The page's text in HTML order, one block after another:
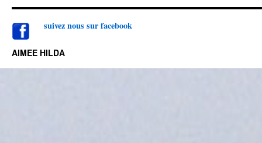
suivez nous sur facebook
AIMEE HILDA